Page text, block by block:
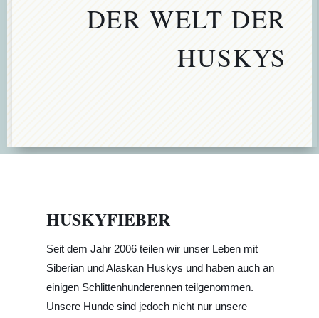
DER WELT DER
HUSKYS
HUSKYFIEBER
Seit dem Jahr 2006 teilen wir unser Leben mit
Siberian und Alaskan Huskys und haben auch an
einigen Schlittenhunderennen teilgenommen.
Unsere Hunde sind jedoch nicht nur unsere